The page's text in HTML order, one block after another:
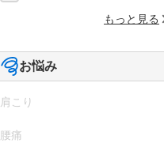
もっと見る
お悩み
肩こり
腰痛